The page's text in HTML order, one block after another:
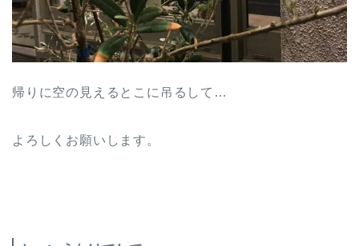
帰りに空の見えるとこに吊るして…
よろしくお願いします。